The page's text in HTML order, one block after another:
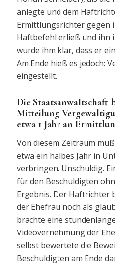
anlegte und dem
Ermittlungsrichter gegen
Haftbefehl erließ und ihn
wurde ihm klar, dass er
Am Ende hieß es jedoch:
eingestellt.
Die Staatsanwaltschaft
Mitteilung
etwa 1 Jahr an
Von diesem Zeitraum
etwa ein halbes Jahr in
verbringen. Unschuldig.
für den Beschuldigten
Ergebnis. Der Haftrichter
der Ehefrau noch als
brachte eine
Videovernehmung der
selbst bewertete die
Beschuldigten am Ende